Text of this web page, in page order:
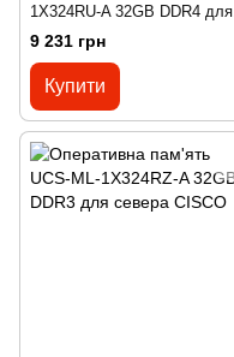
1X324RU-A 32GB DDR4 для
севера CISCO
9 231 грн
Купити